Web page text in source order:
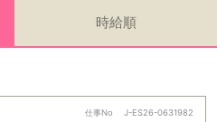
時給順
仕事No J-ES26-0631982